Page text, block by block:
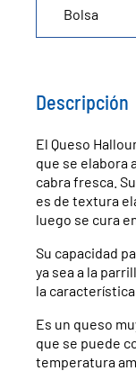
Bolsa
Descripción
El Queso
que se elabora
cabra fresca.
es de textura
luego se cura
Su capacidad
ya sea a la
la
Es un queso
que se puede
temperatura